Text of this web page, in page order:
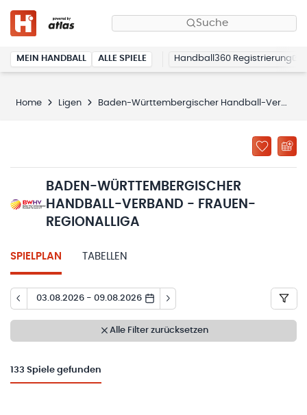
Suche
MEIN HANDBALL ALLE SPIELE Handball360 Registrierung
Home Ligen Baden-Württembergischer Handball-Verband - Frauen-Regionalliga
BADEN-WÜRTTEMBERGISCHER
HANDBALL-VERBAND - FRAUEN-
REGIONALLIGA
SPIELPLAN TABELLEN
03.08.2026 - 09.08.2026
Alle Filter zurücksetzen
133 Spiele gefunden